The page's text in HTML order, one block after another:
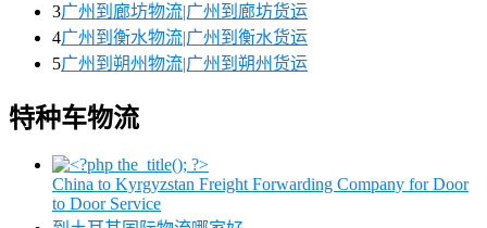
3广州到廊坊物流|广州到廊坊货运
4广州到衡水物流|广州到衡水货运
5广州到朔州物流|广州到朔州货运
特种车物流
China to Kyrgyzstan Freight Forwarding Company for Door
to Door Service